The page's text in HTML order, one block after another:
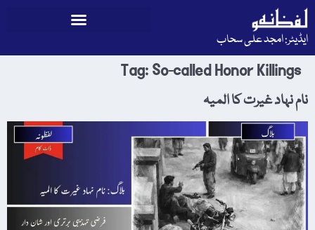
ایڈیٹر: امجد علی سحاب
Tag:So-called Honor Killings
نام نہاد غیرت کا المیہ